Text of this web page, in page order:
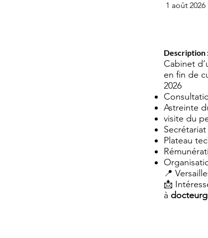
1 août 2026
Description
Cabinet
en fin de
2026
Astreinte
visite du
Plateau
📍
📩
à